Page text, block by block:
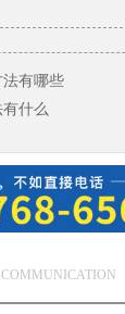
有哪些
什么